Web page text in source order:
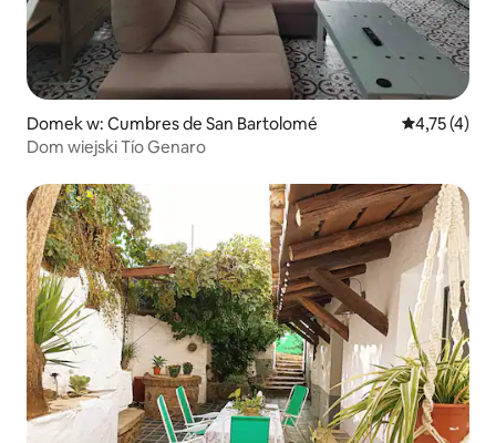
Domek w: Cumbres de San Bartolomé Średnia
4,75 (4)
Dom wiejski Tío Genaro